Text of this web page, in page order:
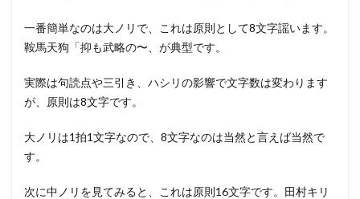
一番簡単なのは大ノリで、これは原則として8文字謡います。
鞍馬天狗「抑も武略の〜、が典型です。
実際は句読点や三引き、ハシリの影響で文字数は変わります
が、原則は8文字です。
大ノリは1拍1文字なので、8文字なのは当然と言えば当然で
す。
次に中ノリを見てみると、これは原則16文字です。田村キリ